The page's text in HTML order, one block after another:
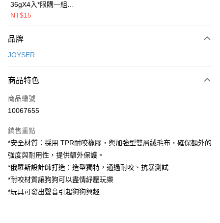
Google Pay
AFTEE先享後付
相關說明
AFTEE先享後付是「在收到商品之後才付款」的支付方式。 讓您購物簡單
便利好安心！
２．便利：只要手機號碼，簡訊認證，即可結帳。
３．安心：先確認商品／服務後，再付款。
【「AFTEE先享後付」結帳流程】
結帳頁面，進行簡訊認證並確認金額後，即可完成結帳。
２．訂單成立數日內，您將收到繳費通知簡訊。
３．收到繳費通知簡訊後14天內，點擊此簡訊中的連結，可透過四大超商／
ATM／網路銀行／等多元方式進行付款，方視為交易完成。
※ 請注意：結帳手續完成當下不需立刻繳費，但若您需要取消訂單，請聯絡
購買商品的店家。未經商家同意取消之訂單仍視為有效，需透過AFTEE先享
運送方式
全家取貨付款
每筆NT$80，滿NT$2,000(含以上)免運費
付款後全家取貨
每筆NT$80，滿NT$2,000(含以上)免運費
7-11取貨付款
每筆NT$80，滿NT$2,000(含以上)免運費
36gX4入*限購一組｜
鱈+鮭+牛+羊（效期
NT$15
品牌
JOYSER
商品特色
商品編號
10067655
銷售重點
*安全材質：採用 TPR耐咬橡膠，與加強型雙層絨毛布，確保額外的
強度與耐用性，提供額外保護。
*俄羅斯設計師打造：造型獨特，通過耐咬、抗暴測試
*耐咬材質讓狗狗可以盡情紓壓玩樂
*玩具可發出聲音引起狗狗興趣